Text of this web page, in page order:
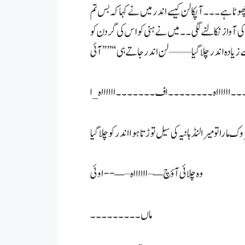
ہے ۔ ۔ ۔ آپکا لن کیسے اندر میں نے کہا کہ بس تم
نکالنے لگی ۔ ۔ میں نے ہنی کو اس کی گردن کو
اندر چلا گیا – – – – لن اندر جاتے ہی “”” آئی
۔ ااااااه ۔ ۔ ۔ ۔ ۔ ۔ ۔ ۔اف ۔ ۔ ۔ ۔ ۔ ۔ ۔ ااااااه _ا
تو میرا لنڈ ہانیہ کی سیل توڑتا ہوا اندر کو چلا گیا
وہ چلائی آؤچ —– ااااااه – —- -اوئی
ماں ۔۔۔۔۔۔۔۔۔